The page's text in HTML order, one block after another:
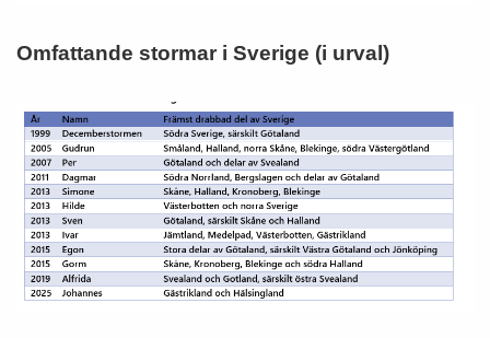
Omfattande stormar i Sverige (i urval)